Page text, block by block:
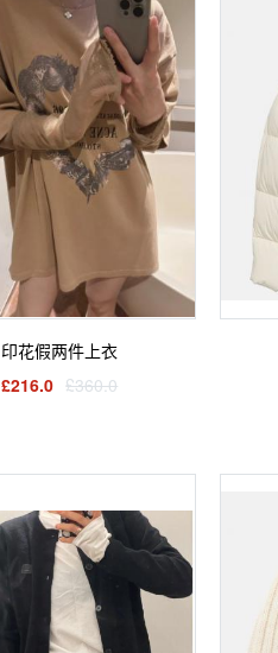
印花假两件上衣
£216.0 £360.0